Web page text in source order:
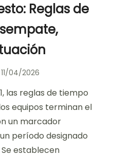
Reglas de
11/04/2026
las reglas de tiempo
equipos terminan el
un marcador
período designado
establecen